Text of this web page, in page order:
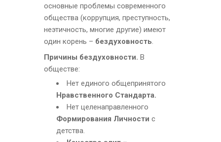
основные проблемы современного
общества (коррупция, преступность,
неэтичность, многие другие) имеют
один корень – бездуховность.
Причины бездуховности. В
обществе:
Нет единого общепринятого
Нравственного Стандарта.
Нет целенаправленного
Формирования Личности с
детства.